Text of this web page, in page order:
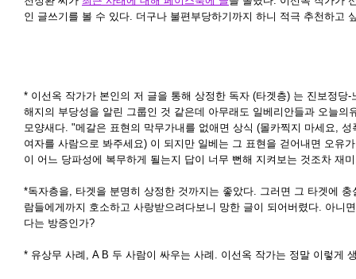
인 글쓰기를 볼 수 있다. 더구나 불편부당하기까지 하니 적극 추천하고
* 이선옥 작가가 본인의 저 글을 통해 상정한 독자 (타겟층) 는 진보정당
해지의 부당성을 알린 그룹인 것 같은데 아무래도 일베리안들과 오늘의
모양새다. "메갈은 표현의 막무가내를 없애면 상식 (몰카찍지 마세요,
여자를 사람으로 봐주세요) 이 되지만 일베는 그 표현을 걷어내면 오유
이 어느 당파성에 복무하게 될는지 답이 너무 뻔해 지켜보는 것조차 재
*독자층을, 타겟을 분명히 상정한 것까지는 좋았다. 그러면 그 타겟에
람들에게까지 호소하고 사랑받으려다보니 망한 글이 되어버렸다. 아니
다는 방증인가?
* 유상무 사례, A B 두 사람이 싸우는 사례. 이선옥 작가는 정말 이렇게